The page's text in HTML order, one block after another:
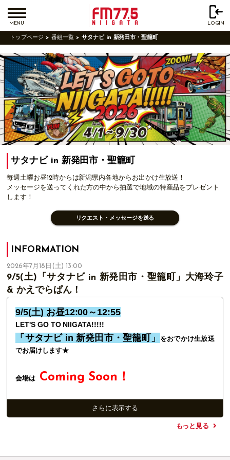
MENU LOGIN
トップページ 番組一覧 サタナビ in 新発田市・聖籠町
サタナビ in 新発田市・聖籠町
毎週土曜お昼12時からは新潟県内各地からお出かけ生放送！
メッセージを送ってくれた方の中から抽選で地域の特産品をプレゼント
します！
リクエスト・メッセージを送る
INFORMATION
2026年7月18日(土) 13:00
9/5(土)「サタナビ in 新発田市・聖籠町」大海玲子
& かえでらぱん！
9/5(土) お昼12:00～12:55
LET'S GO TO NIIGATA!!!!!
「サタナビ in 新発田市・聖籠町」
をおでかけ生放送
でお届けします★
会場は Coming Soon ！
大海玲子 &
さらに表示する
もっと見る